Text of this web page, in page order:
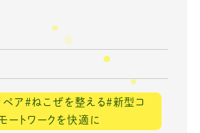
ア＃ねこぜを整える＃新型コ
ートワークを快適に